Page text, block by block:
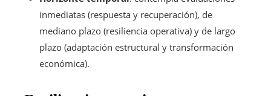
inmediatas (respuesta y recuperación), de
mediano plazo (resiliencia operativa) y de largo
plazo (adaptación estructural y transformación
económica).